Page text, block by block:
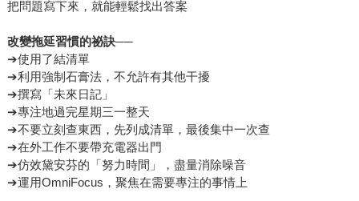
把問題寫下來，就能輕鬆找出答案
改變拖延習慣的祕訣──
➔使用了結清單
➔利用強制石膏法，不允許有其他干擾
➔撰寫「未來日記」
➔專注地過完星期三一整天
➔不要立刻查東西，先列成清單，最後集中一次查
➔在外工作不要帶充電器出門
➔仿效黛安芬的「努力時間」，盡量消除噪音
➔運用OmniFocus，聚焦在需要專注的事情上